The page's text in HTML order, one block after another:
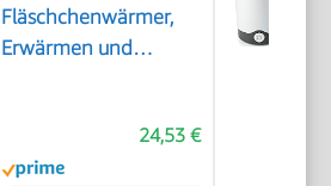
Fläschchenwärmer,
Erwärmen und
Minuten Aufwärmzeit,
digitale
24,53 €